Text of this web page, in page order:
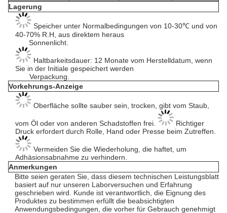
Lagerung
Speicher unter Normalbedingungen von 10-30℃ und von
40-70% R.H, aus direktem heraus
Sonnenlicht.
Haltbarkeitsdauer: 12 Monate vom Herstelldatum, wenn
Sie in der Initiale gespeichert werden
Verpackung.
Vorkehrungs-Anzeige
Oberfläche sollte sauber sein, trocken, gibt vom Staub,
vom Öl oder von anderen Schadstoffen frei.
Richtiger
Druck erfordert durch Rolle, Hand oder Presse beim Zutreffen.
Vermeiden Sie die Wiederholung, die haftet, um
Adhäsionsabnahme zu verhindern.
Anmerkungen
Bitte seien geraten Sie, dass diesem technischen Leistungsblatt
basiert auf nur unseren Laborversuchen und Erfahrung
geschrieben wird. Kunde ist verantwortlich, die Eignung des
Produktes zu bestimmen erfüllt die beabsichtigten
Anwendungsbedingungen, die vorher für Gebrauch genehmigt